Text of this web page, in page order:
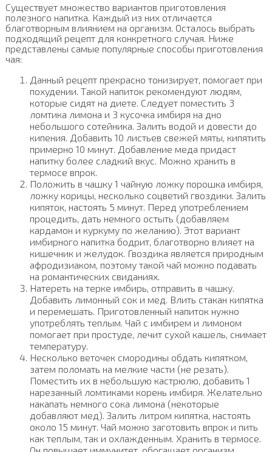
Существует множество вариантов приготовления
полезного напитка. Каждый из них отличается
благотворным влиянием на организм. Осталось выбрать
подходящий рецепт для конкретного случая. Ниже
представлены самые популярные способы приготовления
чая:
Данный рецепт прекрасно тонизирует, помогает при
похудении. Такой напиток рекомендуют людям,
которые сидят на диете. Следует поместить 3
ломтика лимона и 3 кусочка имбиря на дно
небольшого сотейника. Залить водой и довести до
кипения. Добавить 10 листьев свежей мяты, кипятить
примерно 10 минут. Добавление меда придаст
напитку более сладкий вкус. Можно хранить в
термосе впрок.
Положить в чашку 1 чайную ложку порошка имбиря,
ложку корицы, несколько соцветий гвоздики. Залить
кипяток, настоять 5 минут. Перед употреблением
процедить, дать немного остыть (добавляем
кардамон и куркуму по желанию). Этот вариант
имбирного напитка бодрит, благотворно влияет на
кишечник и желудок. Гвоздика является природным
афродизиаком, поэтому такой чай можно подавать
на романтических свиданиях.
Натереть на терке имбирь, отправить в чашку.
Добавить лимонный сок и мед. Влить стакан кипятка
и перемешать. Приготовленный напиток нужно
употреблять теплым. Чай с имбирем и лимоном
помогает при простуде, лечит сухой кашель, снимает
температуру.
Несколько веточек смородины обдать кипятком,
затем поломать на мелкие части (не резать).
Поместить их в небольшую кастрюлю, добавить 1
нарезанный ломтиками корень имбиря. Желательно
накапать немного сока лимона (некоторые
добавляют мед). Залить литром кипятка, настоять
около 15 минут. Чай можно заготовить впрок и пить
как теплым, так и охлажденным. Хранить в термосе.